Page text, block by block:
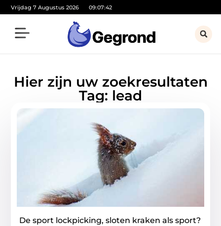
Vrijdag 7 Augustus 2026 09:07:42
Hier zijn uw zoekresultaten
Tag: lead
De sport lockpicking, sloten kraken als sport?